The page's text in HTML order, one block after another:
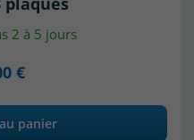
2 à 5 jours
€
panier